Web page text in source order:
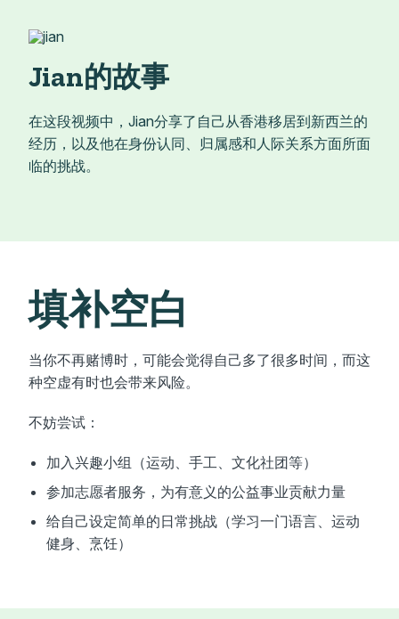
Jian的故事
在这段视频中，Jian分享了自己从香港移居到新西兰的
经历，以及他在身份认同、归属感和人际关系方面所面
临的挑战。
填补空白
当你不再赌博时，可能会觉得自己多了很多时间，而这
种空虚有时也会带来风险。
不妨尝试：
加入兴趣小组（运动、手工、文化社团等）
参加志愿者服务，为有意义的公益事业贡献力量
给自己设定简单的日常挑战（学习一门语言、运动
健身、烹饪）